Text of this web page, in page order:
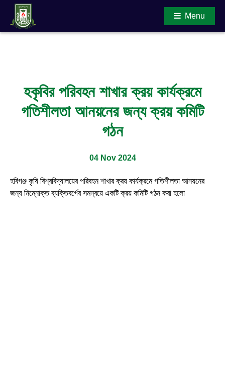
Menu
হকৃবির পরিবহন শাখার ক্রয় কার্যক্রমে
গতিশীলতা আনয়নের জন্য ক্রয় কমিটি
গঠন
04 Nov 2024
হবিগঞ্জ কৃষি বিশ্ববিদ্যালয়ের পরিবহন শাখার ক্রয় কার্যক্রমে গতিশীলতা আনয়নের
জন্য নিম্নোক্ত ব্যক্তিবর্গের সমন্বয়ে একটি ক্রয় কমিটি গঠন করা হলো